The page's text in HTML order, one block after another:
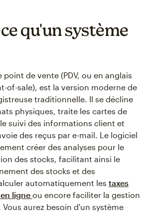
qu'un système
point de vente (PDV, ou en anglais
of-sale), est la version moderne de
traditionnelle. Il se décline
physiques, traite les cartes de
suivi des informations client et
des reçus par e-mail. Le logiciel
créer des analyses pour le
des stocks, facilitant ainsi le
des stocks et des
automatiquement les taxes
ligne ou encore faciliter la gestion
Vous aurez besoin d'un système